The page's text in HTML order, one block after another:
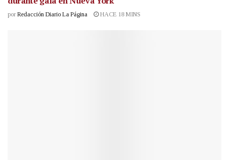
por Redacción Diario La Página HACE 18 MINS